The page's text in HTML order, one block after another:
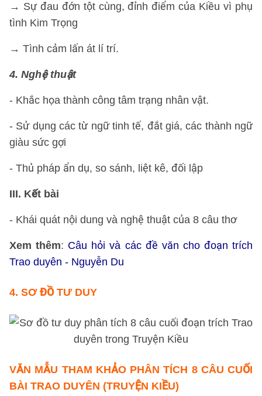
→ Sự đau đớn tột cùng, đỉnh điểm của Kiều vì phụ
tình Kim Trọng
→ Tình cảm lấn át lí trí.
4. Nghệ thuật
- Khắc họa thành công tâm trạng nhân vật.
- Sử dụng các từ ngữ tinh tế, đắt giá, các thành ngữ
giàu sức gợi
- Thủ pháp ẩn dụ, so sánh, liệt kê, đối lập
III. Kết bài
- Khái quát nội dung và nghệ thuật của 8 câu thơ
Xem thêm: Câu hỏi và các đề văn cho đoạn trích
Trao duyên - Nguyễn Du
4. SƠ ĐỒ TƯ DUY
VĂN MẪU THAM KHẢOPHÂN TÍCH 8 CÂU CUỐI
BÀI TRAO DUYÊN (TRUYỆN KIỀU)